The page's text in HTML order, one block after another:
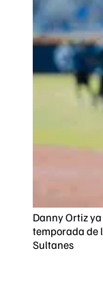
Danny Ortiz
temporada de
Sultanes